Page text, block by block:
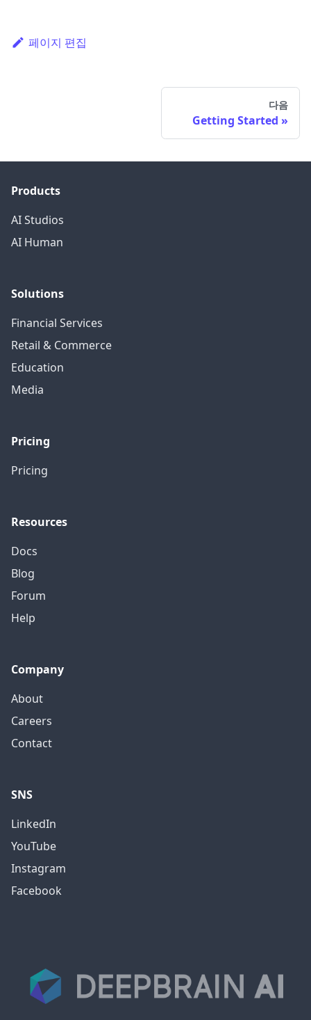
페이지 편집
다음
Getting Started
Products
AI Studios
AI Human
Solutions
Financial Services
Retail & Commerce
Education
Media
Pricing
Pricing
Resources
Docs
Blog
Forum
Help
Company
About
Careers
Contact
SNS
LinkedIn
YouTube
Instagram
Facebook